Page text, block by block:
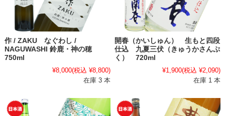
作 / ZAKU なぐわし /
NAGUWASHI 鈴鹿・神の穂
750ml
¥8,000(税込 ¥8,800)
在庫 3 本
開春（かいしゅん） 生もと四段
仕込 九夏三伏（きゅうかさんぷ
く） 720ml
¥1,900(税込 ¥2,090)
在庫 1 本